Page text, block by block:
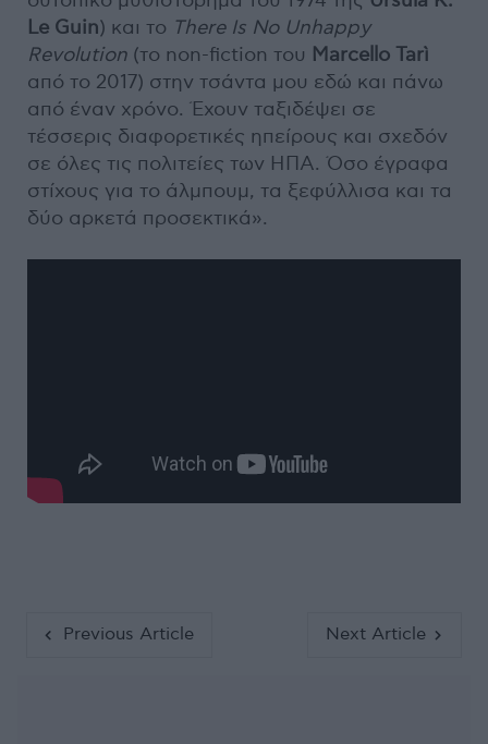
Le Guin) και το There Is No Unhappy
Revolution (το non-fiction του Marcello Tarì
από το 2017) στην τσάντα μου εδώ και πάνω
από έναν χρόνο. Έχουν ταξιδέψει σε
τέσσερις διαφορετικές ηπείρους και σχεδόν
σε όλες τις πολιτείες των ΗΠΑ. Όσο έγραφα
στίχους για το άλμπουμ, τα ξεφύλλισα και τα
δύο αρκετά προσεκτικά».
Previous Article Next Article